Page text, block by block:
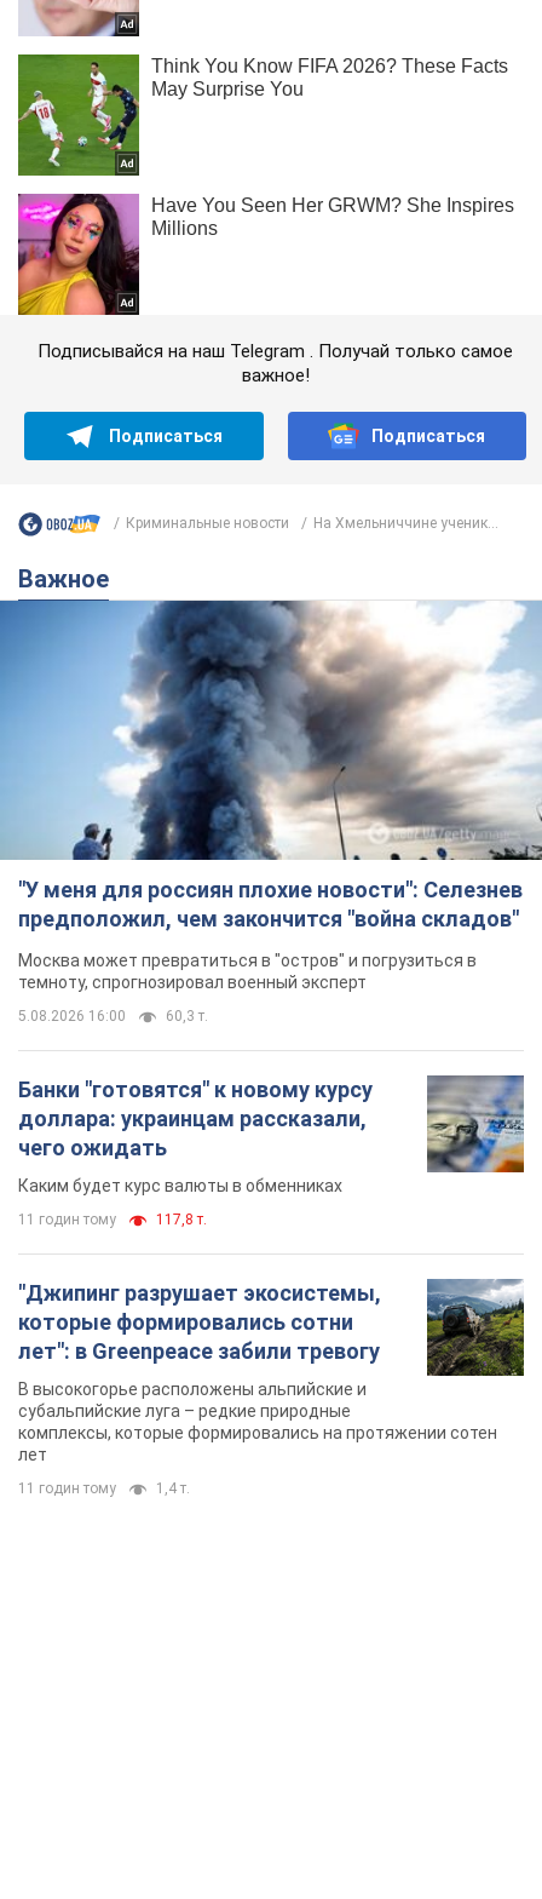
Подписывайся на наш Telegram . Получай только самое
важное!
Подписаться Подписаться
Криминальные новости На Хмельниччине ученик...
Важное
"У меня для россиян плохие новости": Селезнев
предположил, чем закончится "война складов"
Москва может превратиться в "остров" и погрузиться в
темноту, спрогнозировал военный эксперт
5.08.2026 16:00 60,3 т.
Банки "готовятся" к новому курсу
доллара: украинцам рассказали,
чего ожидать
Каким будет курс валюты в обменниках
11 годин тому 117,8 т.
"Джипинг разрушает экосистемы,
которые формировались сотни
лет": в Greenpeace забили тревогу
В высокогорье расположены альпийские и
субальпийские луга – редкие природные
комплексы, которые формировались на протяжении сотен
лет
11 годин тому 1,4 т.